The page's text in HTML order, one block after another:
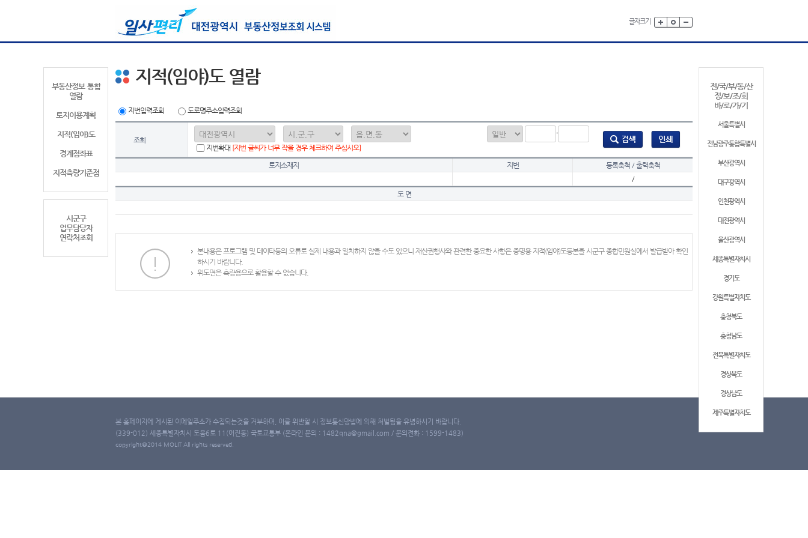
글자크기
부동산정보 통합
열람
토지이용계획
지적(임야)도
경계점좌표
지적측량기준점
시군구
업무담당자
연락처조회
전/국/부/동/산
정/보/조/회
바/로/가/기
서울특별시
전남광주통합특별시
부산광역시
대구광역시
인천광역시
대전광역시
울산광역시
세종특별자치시
경기도
강원특별자치도
충청북도
충청남도
전북특별자치도
경상북도
경상남도
제주특별자치도
지적(임야)도 열람
지번입력조회 도로명주소입력조회
조회
-
지번확대 [지번 글씨가 너무 작을 경우 체크하여 주십시오]
토지소재지 지번
등록축척 / 출력축척
/
도 면
본내용은 프로그램 및 데이타등의 오류로 실제 내용과 일치하지 않을 수도 있으니 재산권행사와 관련한 중요한 사항은 증명용 지적(임야)도등본을 시군구 종합민원실에서 발급받아 확인
하시기 바랍니다.
위도면은 측량용으로 활용할 수 없습니다.
본 홈페이지에 게시된 이메일주소가 수집되는것을 거부하며, 이를 위반할 시 정보통신망법에 의해 처벌됨을 유념하시기 바랍니다.
(339-012) 세종특별자치시 도움6로 11(어진동) 국토교통부 (온라인 문의 : 1482qna@gmail.com / 문의전화 : 1599-1483)
copyright@2014 MOLIT All rights reserved.